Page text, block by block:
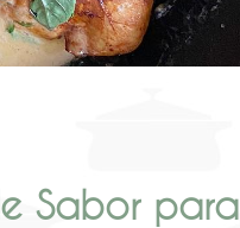
Sabor para